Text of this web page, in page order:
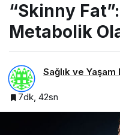
“Skinny
Metabolik
Sağlık ve
7dk, 42sn